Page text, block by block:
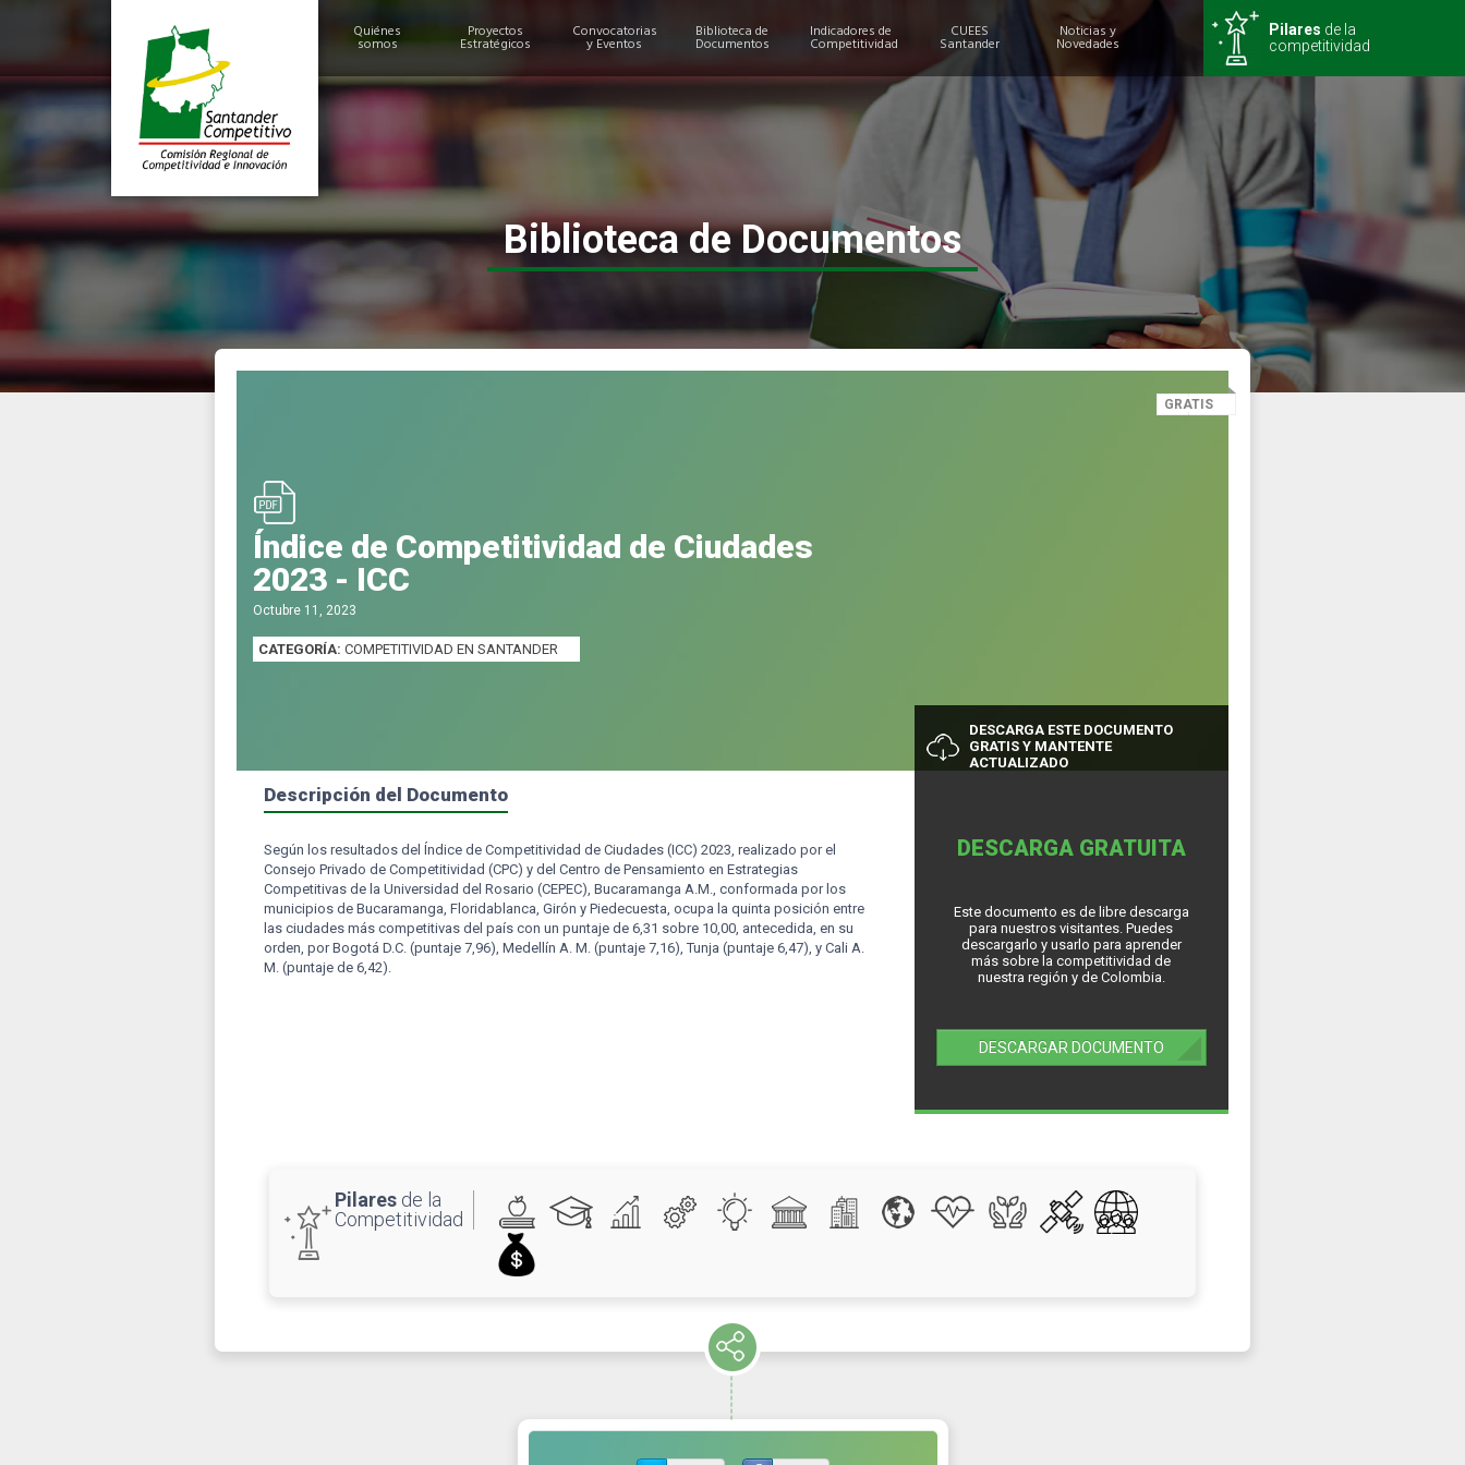
Pilares de la
competitividad
Quiénes
somos
Miembros
Estructura
Proyectos
Estratégicos
Convocatorias
y Eventos
Biblioteca de
Documentos
Indicadores de
Competitividad
CUEES
Santander
Noticias y
Novedades
Biblioteca de Documentos
GRATIS
Índice de Competitividad de Ciudades
2023 - ICC
Octubre 11, 2023
CATEGORÍA: COMPETITIVIDAD EN SANTANDER
Descripción del Documento
Según los resultados del Índice de Competitividad de Ciudades (ICC) 2023, realizado por el
Consejo Privado de Competitividad (CPC) y del Centro de Pensamiento en Estrategias
Competitivas de la Universidad del Rosario (CEPEC), Bucaramanga A.M., conformada por los
municipios de Bucaramanga, Floridablanca, Girón y Piedecuesta, ocupa la quinta posición entre
las ciudades más competitivas del país con un puntaje de 6,31 sobre 10,00, antecedida, en su
orden, por Bogotá D.C. (puntaje 7,96), Medellín A. M. (puntaje 7,16), Tunja (puntaje 6,47), y Cali A.
M. (puntaje de 6,42).
DESCARGA ESTE DOCUMENTO
GRATIS Y MANTENTE
ACTUALIZADO
DESCARGA GRATUITA
Este documento es de libre descarga
para nuestros visitantes. Puedes
descargarlo y usarlo para aprender
más sobre la competitividad de
nuestra región y de Colombia.
DESCARGAR DOCUMENTO
Pilares de la
Competitividad